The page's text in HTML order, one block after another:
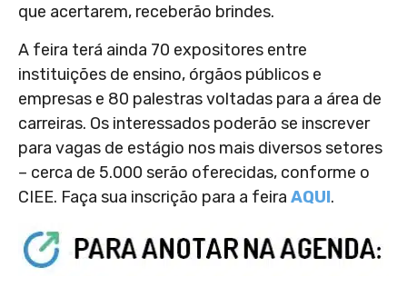
que acertarem, receberão brindes.
A feira terá ainda 70 expositores entre
instituições de ensino, órgãos públicos e
empresas e 80 palestras voltadas para a área de
carreiras. Os interessados poderão se inscrever
para vagas de estágio nos mais diversos setores
– cerca de 5.000 serão oferecidas, conforme o
CIEE. Faça sua inscrição para a feira AQUI.